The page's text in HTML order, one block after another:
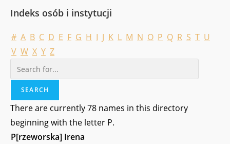
Indeks osób i instytucji
# A B C D E F G H I J K L M N O P Q R S T U
V W X Y Z
There are currently 78 names in this directory
beginning with the letter P.
P[rzeworska] Irena